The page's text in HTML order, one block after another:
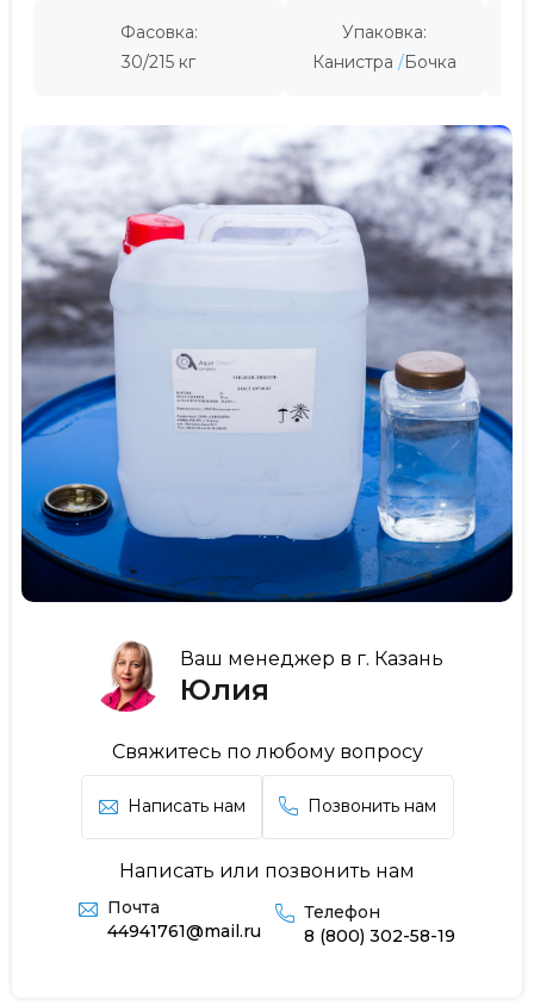
Ваш менеджер в г. Казань
Юлия
Свяжитесь по любому вопросу
Написать нам Позвонить нам
Написать или позвонить нам
Почта
44941761@mail.ru
Телефон
8 (800) 302-58-19
Фасовка:
30/215 кг
Упаковка:
Канистра
Бочка